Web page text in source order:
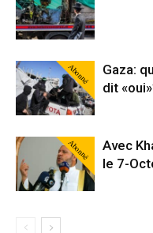
Abonné
Gaza:
dit
Abonné
Avec
le 7-